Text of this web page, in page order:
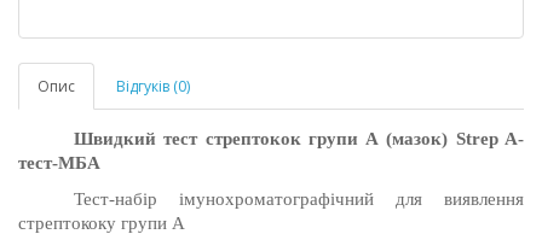
Опис Відгуків (0)
Швидкий тест стрептокок групи А (мазок) Strep A-
тест-МБА
Тест-набір імунохроматографічний для виявлення
стрептококу групи А